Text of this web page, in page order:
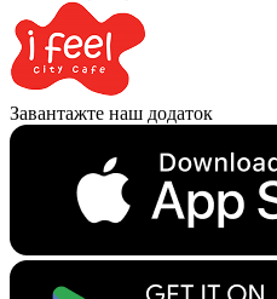
Завантажте наш додаток